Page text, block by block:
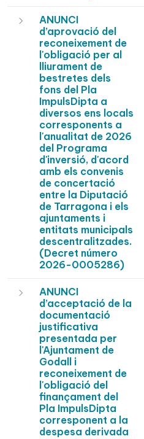
ANUNCI
d’aprovació del
reconeixement de
l'obligació per al
lliurament de
bestretes dels
fons del Pla
ImpulsDipta a
diversos ens locals
corresponents a
l'anualitat de 2026
del Programa
d'inversió, d'acord
amb els convenis
de concertació
entre la Diputació
de Tarragona i els
ajuntaments i
entitats municipals
descentralitzades.
(Decret número
2026-0005286)
ANUNCI
d’acceptació de la
documentació
justificativa
presentada per
l'Ajuntament de
Godall i
reconeixement de
l'obligació del
finançament del
Pla ImpulsDipta
corresponent a la
despesa derivada